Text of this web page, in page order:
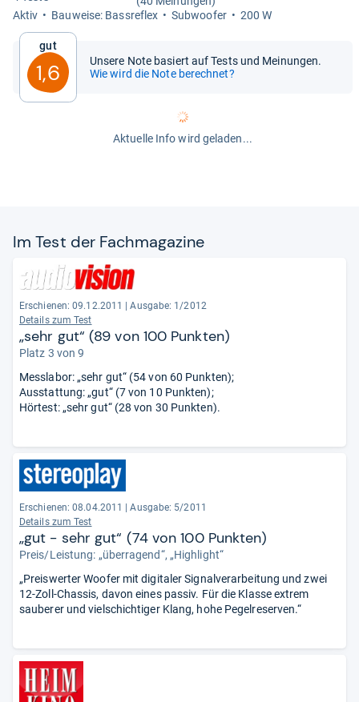
Aktiv
Bau­weise: Bass­re­flex Sub­woofer 200 W
Gut
1,6
Unsere Note basiert auf Tests und Meinungen.
Wie wird die Note berechnet?
Aktuelle Info wird geladen...
Im Test der Fach­ma­ga­zine
Erschienen: 09.12.2011
Ausgabe: 1/2012
Details zum Test
„sehr gut“ (89 von 100 Punkten)
Platz 3 von 9
Messlabor: „sehr gut“ (54 von 60 Punkten);
Ausstattung: „gut“ (7 von 10 Punkten);
Hörtest: „sehr gut“ (28 von 30 Punkten).
Erschienen: 08.04.2011
Ausgabe: 5/2011
Details zum Test
„gut - sehr gut“ (74 von 100 Punkten)
Preis/Leistung: „überragend“, „Highlight“
„Preiswerter Woofer mit digitaler Signalverarbeitung und zwei
12-Zoll-Chassis, davon eines passiv. Für die Klasse extrem
sauberer und vielschichtiger Klang, hohe Pegelreserven.“